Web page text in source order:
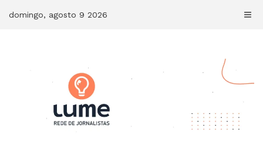
domingo, agosto 9 2026